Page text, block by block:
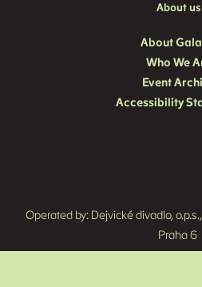
About us
About
Who We
Event
Accessibility
Operated by: Dejvické divadlo,
Praha 6